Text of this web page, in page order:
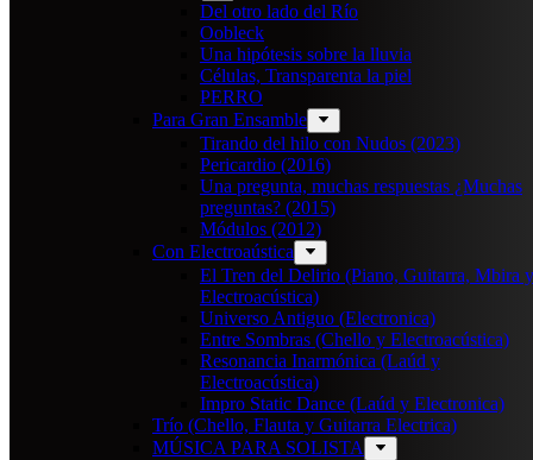
Del otro lado del Río
Oobleck
Una hipótesis sobre la lluvia
Células, Transparenta la piel
PERRO
Para Gran Ensamble
Tirando del hilo con Nudos (2023)
Pericardio (2016)
Una pregunta, muchas respuestas ¿Muchas
preguntas? (2015)
Módulos (2012)
Con Electroaústica
El Tren del Delirio (Piano, Guitarra, Mbira y
Electroacústica)
Universo Antiguo (Electronica)
Entre Sombras (Chello y Electroacústica)
Resonancia Inarmónica (Laúd y
Electroacústica)
Impro Static Dance (Laúd y Electronica)
Trío (Chello, Flauta y Guitarra Electrica)
MÚSICA PARA SOLISTA